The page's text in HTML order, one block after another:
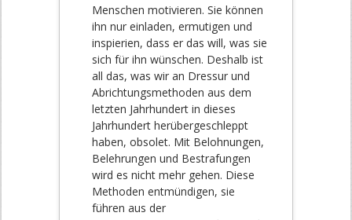
Menschen motivieren. Sie können
ihn nur einladen, ermutigen und
inspierien, dass er das will, was sie
sich für ihn wünschen. Deshalb ist
all das, was wir an Dressur und
Abrichtungsmethoden aus dem
letzten Jahrhundert in dieses
Jahrhundert herübergeschleppt
haben, obsolet. Mit Belohnungen,
Belehrungen und Bestrafungen
wird es nicht mehr gehen. Diese
Methoden entmündigen, sie
führen aus der